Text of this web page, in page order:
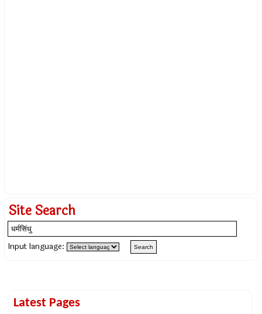
Site Search
Input language:
Latest Pages